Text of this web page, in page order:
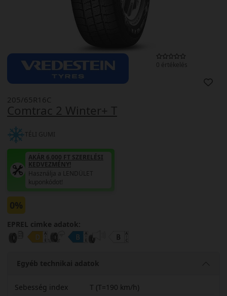
0 értékelés
Comtrac 2 Winter+ T
205/65R16C
TÉLI GUMI
AKÁR 6.000 FT SZERELÉSI
KEDVEZMÉNY!
Használja a LENDÜLET
kuponkódot!
0%
EPREL cimke adatok:
Egyéb technikai adatok
Sebesség index
T (T=190 km/h)